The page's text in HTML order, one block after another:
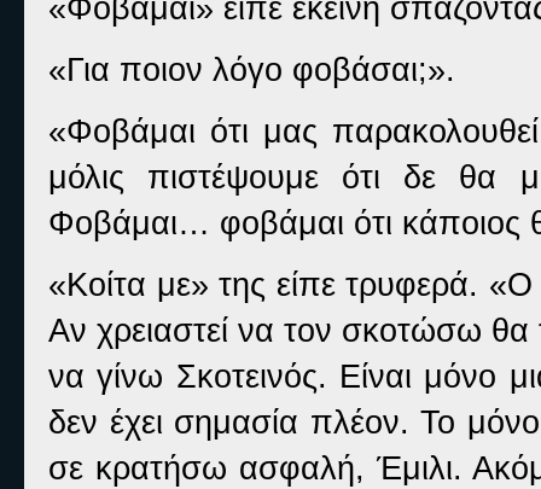
«Φοβάμαι» είπε εκείνη
«Για ποιον λόγο φοβάσαι;».
«Φοβάμαι ότι μας
μόλις πιστέψουμε ότι δε θα
Φοβάμαι… φοβάμαι ότι κάποιος
«Κοίτα με» της είπε τρυφερά.
Αν χρειαστεί να τον σκοτώσω θα
να γίνω Σκοτεινός. Είναι μόνο
δεν έχει σημασία πλέον. Το
σε κρατήσω ασφαλή, Έμιλι.